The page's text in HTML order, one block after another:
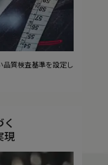
品質検査基準を設定し
現